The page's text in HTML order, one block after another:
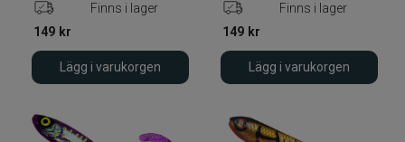
Finns i lager
149 kr
Lägg i varukorgen
Finns i lager
149 kr
Lägg i varukorgen